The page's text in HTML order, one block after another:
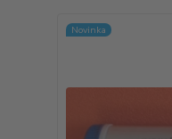
Novinka